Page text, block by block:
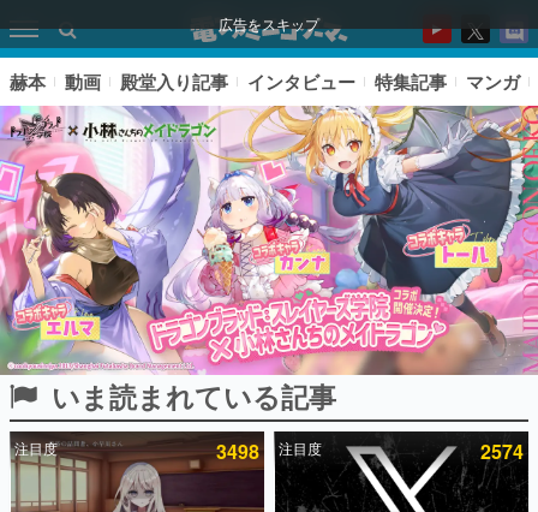
広告をスキップ
ピックアップ
電ファミのいま読まれている記事ランキング
赫本 動画 殿堂入り記事 インタビュー 特集記事 マンガ
いま読まれている記事
注目度 3498 注目度 2574